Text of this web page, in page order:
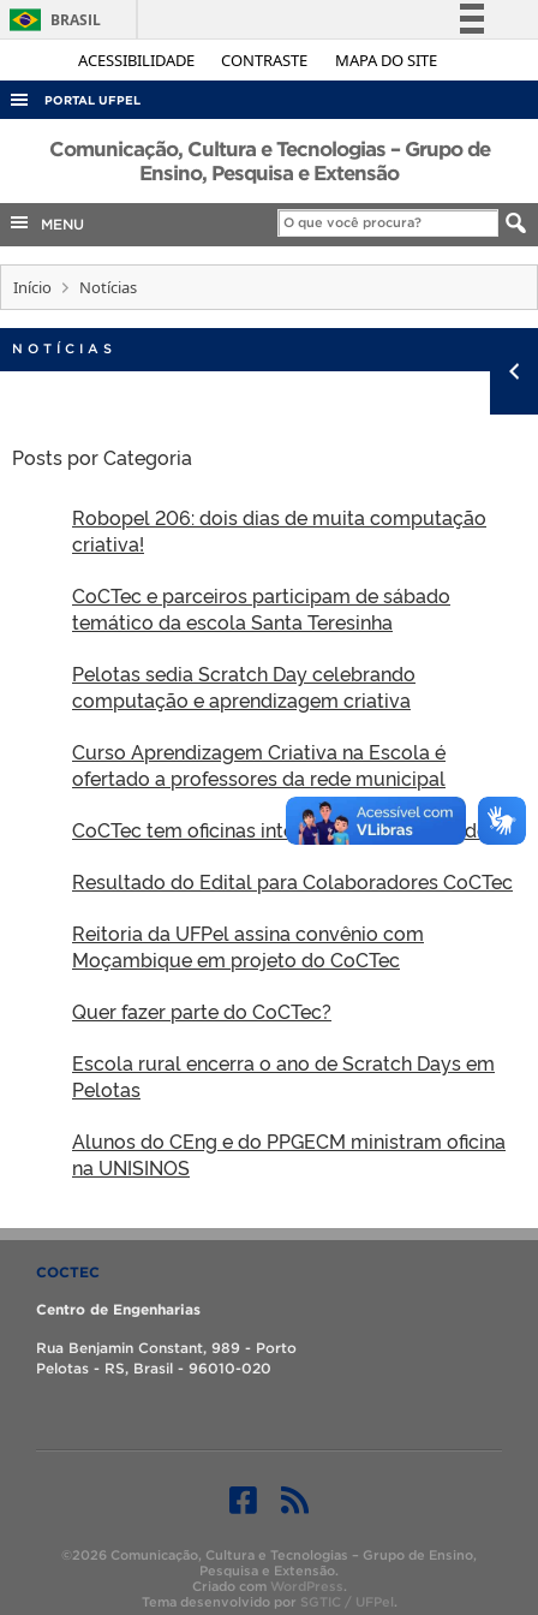
ACESSIBILIDADE CONTRASTE MAPA DO SITE
BRASIL
Simplifique!
Acesso à informação
Legislação
Canais
PORTAL UFPEL
ACESSO À INFORMAÇÃO
COBALTO
CONCURSOS
INTERNACIONAL
TELEFONES
Comunicação, Cultura e Tecnologias – Grupo de
Ensino, Pesquisa e Extensão
MENU
Início Notícias
NOTÍCIAS
Posts por Categoria
Robopel 206: dois dias de muita computação
criativa!
CoCTec e parceiros participam de sábado
temático da escola Santa Teresinha
Pelotas sedia Scratch Day celebrando
computação e aprendizagem criativa
Curso Aprendizagem Criativa na Escola é
ofertado a professores da rede municipal
CoCTec tem oficinas internas para colaboradores
Resultado do Edital para Colaboradores CoCTec
Reitoria da UFPel assina convênio com
Moçambique em projeto do CoCTec
Quer fazer parte do CoCTec?
Escola rural encerra o ano de Scratch Days em
Pelotas
Alunos do CEng e do PPGECM ministram oficina
na UNISINOS
COCTEC
Centro de Engenharias
Rua Benjamin Constant, 989 - Porto
Pelotas - RS, Brasil - 96010-020
©2026 Comunicação, Cultura e Tecnologias – Grupo de Ensino,
Pesquisa e Extensão.
Criado com WordPress.
Tema desenvolvido por SGTIC / UFPel.